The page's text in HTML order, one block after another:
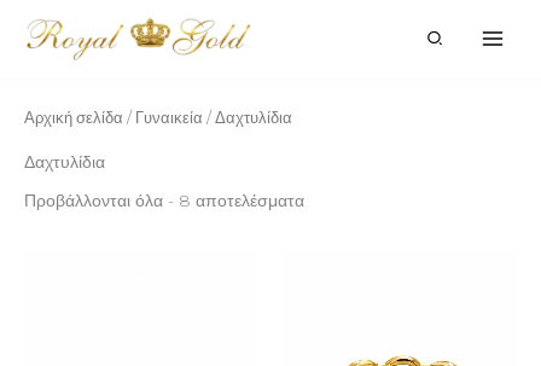
Αρχική σελίδα / Γυναικεία / Δαχτυλίδια
Δαχτυλίδια
Προβάλλονται όλα - 8 αποτελέσματα